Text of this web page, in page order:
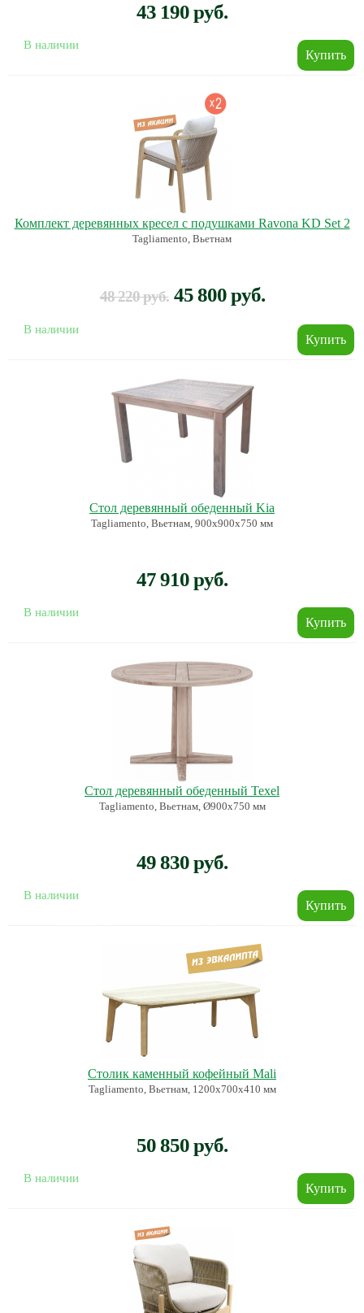
43 190 руб.
В наличии
Комплект деревянных кресел с подушками Ravona KD Set 2
Tagliamento, Вьетнам
48 220 руб. 45 800 руб.
В наличии
Стол деревянный обеденный Kia
Tagliamento, Вьетнам, 900х900х750 мм
47 910 руб.
В наличии
Стол деревянный обеденный Texel
Tagliamento, Вьетнам, Ø900х750 мм
49 830 руб.
В наличии
Столик каменный кофейный Mali
Tagliamento, Вьетнам, 1200х700х410 мм
50 850 руб.
В наличии